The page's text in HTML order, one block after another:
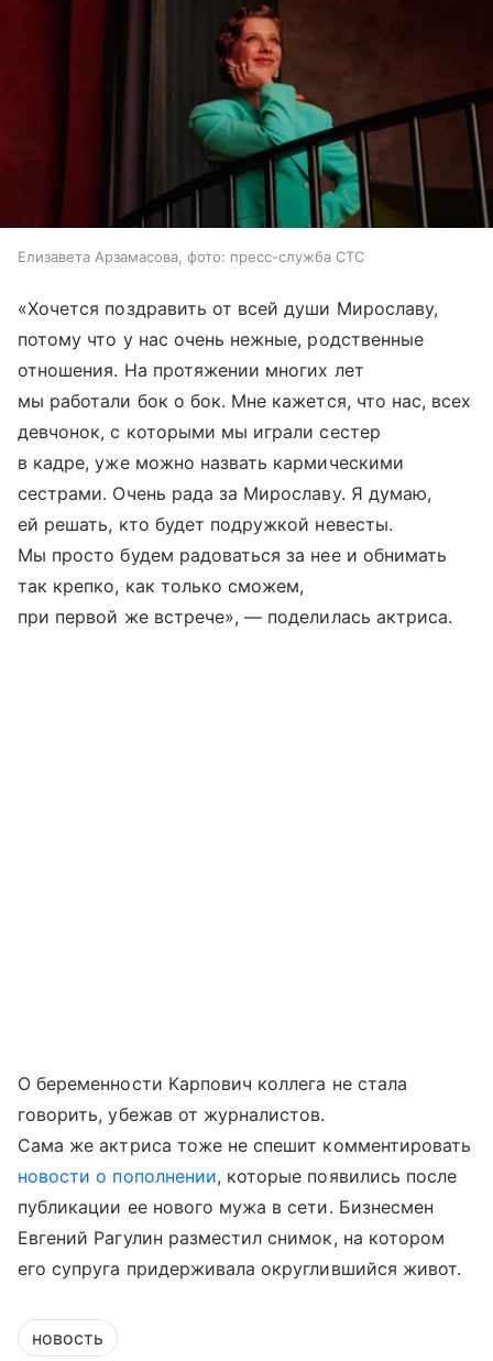
Елизавета Арзамасова, фото: пресс-служба СТС
«Хочется поздравить от всей души Мирославу,
потому что у нас очень нежные, родственные
отношения. На протяжении многих лет
мы работали бок о бок. Мне кажется, что нас, всех
девчонок, с которыми мы играли сестер
в кадре, уже можно назвать кармическими
сестрами. Очень рада за Мирославу. Я думаю,
ей решать, кто будет подружкой невесты.
Мы просто будем радоваться за нее и обнимать
так крепко, как только сможем,
при первой же встрече», — поделилась актриса.
О беременности Карпович коллега не стала
говорить, убежав от журналистов.
Сама же актриса тоже не спешит комментировать
новости о пополнении, которые появились после
публикации ее нового мужа в сети. Бизнесмен
Евгений Рагулин разместил снимок, на котором
его супруга придерживала округлившийся живот.
новость